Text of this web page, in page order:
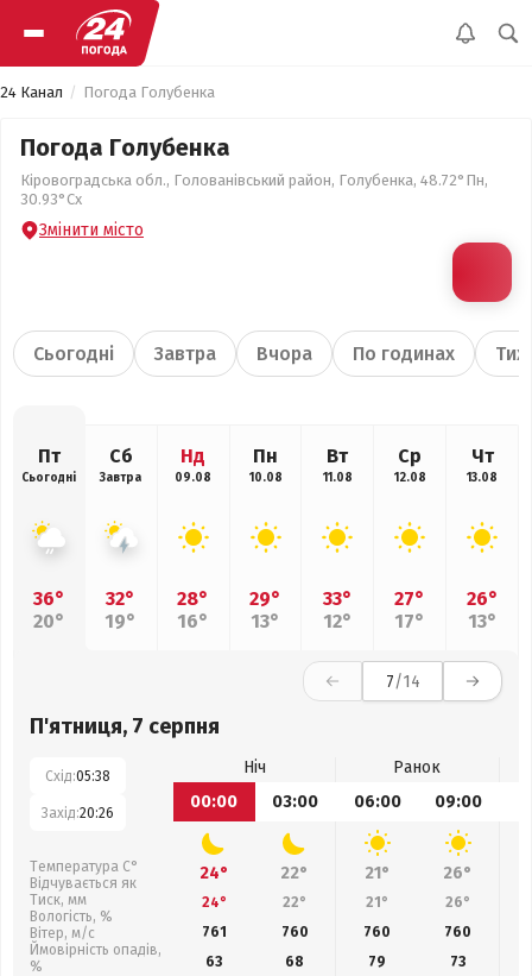
24 Канал Погода Голубенка
Погода Голубенка
Кіровоградська обл., Голованівський район, Голубенка, 48.72°Пн,
30.93°Сх
Змінити місто
Сьогодні Завтра Вчора По годинах
Пт
Сьогодні
36°
20°
Сб
Завтра
32°
19°
Нд
09.08
28°
16°
Пн
10.08
29°
13°
Вт
11.08
33°
12°
Ср
12.08
27°
17°
Чт
13.08
26°
13°
7/14
П'ятниця, 7 серпня
Схід:05:38
Захід:20:26
Температура С°
Відчувається як
Тиск, мм
Вологість, %
Вітер, м/с
Ймовірність опадів,
%
Ніч
Ранок
00:00
03:00 06:00 09:00
24° 22° 21° 26°
24° 22° 21° 26°
761
760 760 760
63
68 79 73